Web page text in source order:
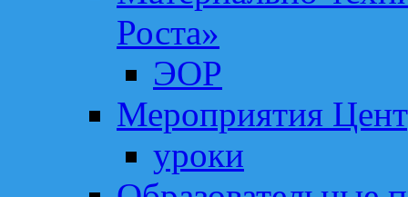
Роста»
ЭОР
Мероприятия
уроки